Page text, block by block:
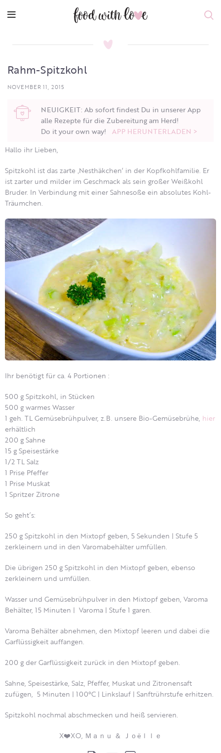
Rahm-Spitzkohl
NOVEMBER 11, 2015
NEUIGKEIT: Ab sofort findest Du in unserer App
alle Rezepte für die Zubereitung am Herd!
Do it your own way! APP HERUNTERLADEN >
Hallo ihr Lieben,
Spitzkohl ist das zarte ‚Nesthäkchen‘ in der Kopfkohlfamilie. Er
ist zarter und milder im Geschmack als sein großer Weißkohl
Bruder. In Verbindung mit einer Sahnesoße ein absolutes Kohl-
Träumchen.
Ihr benötigt für ca. 4 Portionen :
500 g Spitzkohl, in Stücken
500 g warmes Wasser
1 geh. TL Gemüsebrühpulver, z.B. unsere Bio-Gemüsebrühe, hier
erhältlich
200 g Sahne
15 g Speisestärke
1/2 TL Salz
1 Prise Pfeffer
1 Prise Muskat
1 Spritzer Zitrone
So geht´s:
250 g Spitzkohl in den Mixtopf geben, 5 Sekunden | Stufe 5
zerkleinern und in den Varomabehälter umfüllen.
Die übrigen 250 g Spitzkohl in den Mixtopf geben, ebenso
zerkleinern und umfüllen.
Wasser und Gemüsebrühpulver in den Mixtopf geben, Varoma
Behälter, 15 Minuten | Varoma | Stufe 1 garen.
Varoma Behälter abnehmen, den Mixtopf leeren und dabei die
Garflüssigkeit auffangen.
200 g der Garflüssigkeit zurück in den Mixtopf geben.
Sahne, Speisestärke, Salz, Pfeffer, Muskat und Zitronensaft
zufügen, 5 Minuten | 100°C | Linkslauf | Sanftrührstufe erhitzen.
Spitzkohl nochmal abschmecken und heiß servieren.
X❤️XO, Ｍａｎｕ ＆ Ｊｏëｌｌｅ